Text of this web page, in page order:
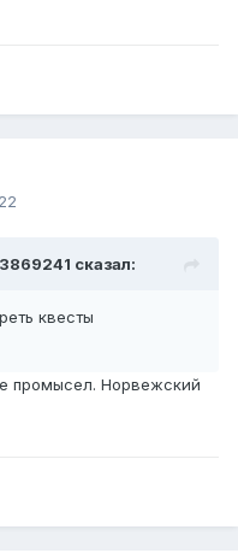
сказал:
квесты
промысел. Норвежский